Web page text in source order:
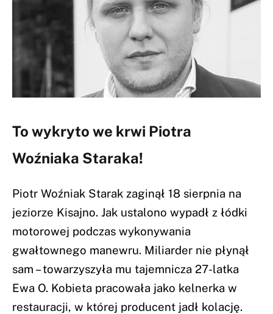
To wykryto we krwi Piotra
Woźniaka Staraka!
Piotr Woźniak Starak zaginął 18 sierpnia na
jeziorze Kisajno. Jak ustalono wypadł z łódki
motorowej podczas wykonywania
gwałtownego manewru. Miliarder nie płynął
sam – towarzyszyła mu tajemnicza 27-latka
Ewa O. Kobieta pracowała jako kelnerka w
restauracji, w której producent jadł kolację.